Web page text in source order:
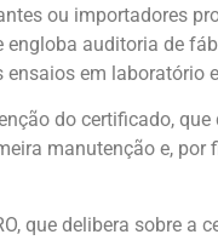
ou importadores
auditoria de
em laboratório
do certificado, que
manutenção e,
que delibera sobre a